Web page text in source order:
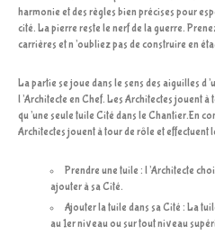
harmonie et des règles bien précises pour
cité. La pierre reste le nerf de la guerre.
carrières et n’oubliez pas de construire en
La partie se joue dans le sens des aiguilles
l’Architecte en Chef. Les Architectes jouent à
qu’une seule tuile Cité dans le Chantier.En
Architectes jouent à tour de rôle et effectuent
Prendre une tuile : l’Architecte
ajouter à sa Cité.
Ajouter la tuile dans sa Cité : La
au 1er niveau ou sur tout niveau